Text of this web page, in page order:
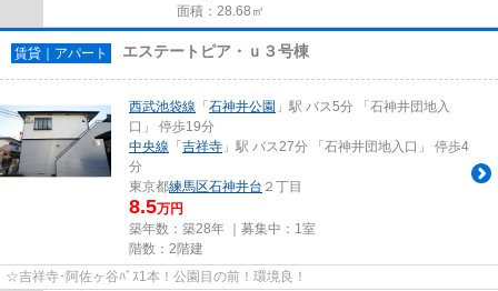
面積：28.68㎡
賃貸｜アパート エステートピア・ｕ３号棟
西武池袋線 「 石神井公園 」駅 バス5分 「石神井団地入
口」 停歩19分
中央線 「 吉祥寺 」駅 バス27分 「石神井団地入口」 停歩4
分
東京都練馬区石神井台 ２丁目
8.5万円
築年数：築28年 ｜募集中： 1室
階数：2階建
☆吉祥寺･阿佐ヶ谷ﾊﾞｽ1本！公園目の前！環境良！